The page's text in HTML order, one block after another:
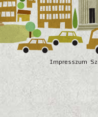
Impresszum